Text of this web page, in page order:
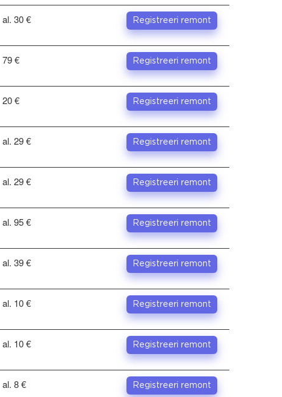
al. 30 € Registreeri remont
79 € Registreeri remont
20 € Registreeri remont
al. 29 € Registreeri remont
al. 29 € Registreeri remont
al. 95 € Registreeri remont
al. 39 € Registreeri remont
al. 10 € Registreeri remont
al. 10 € Registreeri remont
al. 8 € Registreeri remont